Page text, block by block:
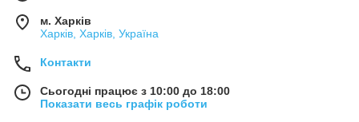
м. Харків
Харків, Харків, Україна
Контакти
Сьогодні працює з 10:00 до 18:00
Показати весь графік роботи